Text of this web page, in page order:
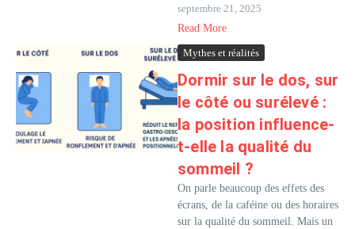
septembre 21, 2025
Read More
Mythes et réalités
Dormir sur le dos, sur
le côté ou surélevé :
la position influence-
t-elle la qualité du
sommeil ?
On parle beaucoup des effets des
écrans, de la caféine ou des horaires
sur la qualité du sommeil. Mais un